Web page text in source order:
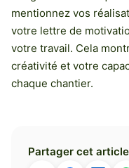
mentionnez vos
votre lettre de
votre travail. Cela
créativité et votre
chaque chantier.
Partager cet